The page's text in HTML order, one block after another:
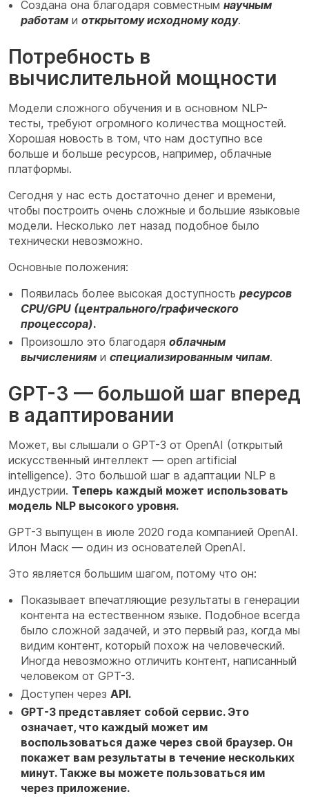
Создана она благодаря совместным научным
работам иоткрытому исходному коду.
Потребность в
вычислительной мощности
Модели сложного обучения и в основном NLP-
тесты, требуют огромного количества мощностей.
Хорошая новость в том, что нам доступно все
больше и больше ресурсов, например, облачные
платформы.
Сегодня у нас есть достаточно денег и времени,
чтобы построить очень сложные и большие языковые
модели. Несколько лет назад подобное было
технически невозможно.
Основные положения:
Появилась более высокая доступностьресурсов
CPU/GPU (центрального/графического
процессора).
Произошло это благодаряоблачным
вычислениям испециализированным чипам.
GPT-3 — большой шаг вперед
в адаптировании
Может, вы слышали о GPT-3 от OpenAI (открытый
искусственный интеллект — open artificial
intelligence). Это большой шаг в адаптации NLP в
индустрии. Теперь каждый может использовать
модель NLP высокого уровня.
GPT-3 выпущен в июле 2020 года компанией OpenAI.
Илон Маск — один из основателей OpenAI.
Это является большим шагом, потому что он:
Показывает впечатляющие результаты в генерации
контента на естественном языке. Подобное всегда
было сложной задачей, и это первый раз, когда мы
видим контент, который похож на человеческий.
Иногда невозможно отличить контент, написанный
человеком от GPT-3.
Доступен черезAPI.
GPT-3 представляет собой сервис. Это
означает, что каждый может им
воспользоваться даже через свой браузер. Он
покажет вам результаты в течение нескольких
минут. Также вы можете пользоваться им
через приложение.